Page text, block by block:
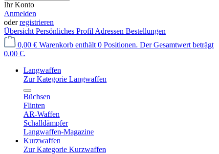
Ihr Konto
Anmelden
oderregistrieren
Übersicht Persönliches Profil Adressen Bestellungen
0,00 € Warenkorb enthält 0 Positionen. Der Gesamtwert beträgt
0,00 €.
Langwaffen
Zur Kategorie Langwaffen
Büchsen
Flinten
AR-Waffen
Schalldämpfer
Langwaffen-Magazine
Kurzwaffen
Zur Kategorie Kurzwaffen